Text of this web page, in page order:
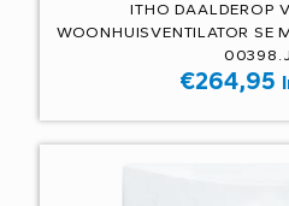
ITHO DAALDEROP
WOONHUISVENTILATOR SE
€264,95